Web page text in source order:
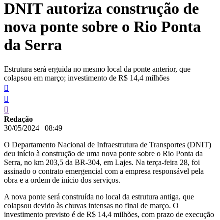
conteúdo
DNIT autoriza construção de
nova ponte sobre o Rio Ponta
da Serra
Estrutura será erguida no mesmo local da ponte anterior, que
colapsou em março; investimento de R$ 14,4 milhões
Redação
30/05/2024 | 08:49
O Departamento Nacional de Infraestrutura de Transportes (DNIT)
deu início à construção de uma nova ponte sobre o Rio Ponta da
Serra, no km 203,5 da BR-304, em Lajes. Na terça-feira 28, foi
assinado o contrato emergencial com a empresa responsável pela
obra e a ordem de início dos serviços.
A nova ponte será construída no local da estrutura antiga, que
colapsou devido às chuvas intensas no final de março. O
investimento previsto é de R$ 14,4 milhões, com prazo de execução